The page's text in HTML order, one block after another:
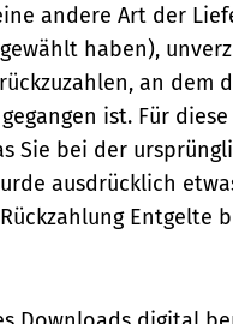
andere Art der
haben),
an dem
ist. Für diese
Sie bei der
ausdrücklich
Entgelte